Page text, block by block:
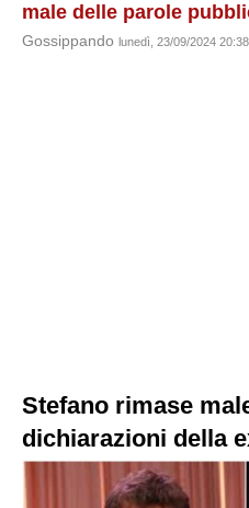
male delle parole
Gossippando lunedì, 23/09/2024 20:38
Stefano rimase
dichiarazioni della